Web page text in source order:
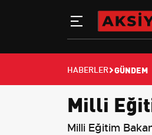
HABERLER GÜNDEM
Milli
Milli Eğitim